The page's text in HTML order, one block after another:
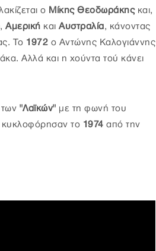
ο Μίκης Θεοδωράκης και,
, Αμερική και Αυστραλία, κάνοντας
Το 1972 ο Αντώνης Καλογιάννης
Αλλά και η χούντα τού κάνει
"Λαϊκών" με τη φωνή του
το 1974 από την